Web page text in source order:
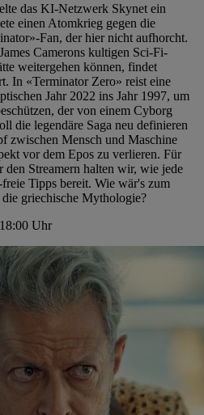
das KI-Netzwerk Skynet ein
einen Atomkrieg gegen die
Fan, der hier nicht aufhorcht.
Camerons kultigen Sci-Fi-
weitergehen können, findet
In «Terminator Zero» reist eine
Jahr 2022 ins Jahr 1997, um
der von einem Cyborg
die legendäre Saga neu definieren
zwischen Mensch und Maschine
vor dem Epos zu verlieren. Für
Streamern halten wir, wie jede
Tipps bereit. Wie wär's zum
griechische Mythologie?
Uhr